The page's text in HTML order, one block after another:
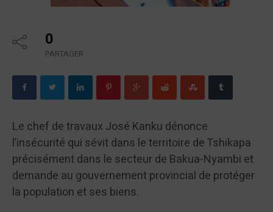
0
PARTAGER
Le chef de travaux José Kanku dénonce
l’insécurité qui sévit dans le territoire de Tshikapa
précisément dans le secteur de Bakua-Nyambi et
demande au gouvernement provincial de protéger
la population et ses biens.